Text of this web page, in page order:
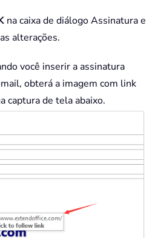
na caixa de diálogo Assinatura e
alterações.
você inserir a assinatura
obterá a imagem com link
captura de tela abaixo.